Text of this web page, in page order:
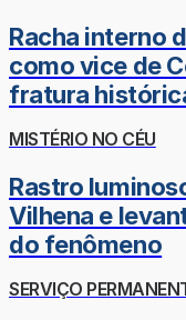
Racha interno
como vice de
fratura
MISTÉRIO NO CÉU
Rastro
Vilhena e
do fenômeno
SERVIÇO